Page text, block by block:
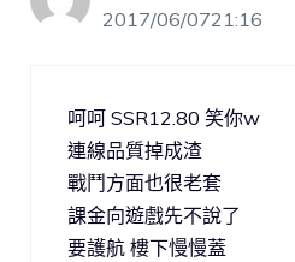
2017/06/0721:16
呵呵 SSR12.80 笑你w
連線品質掉成渣
戰鬥方面也很老套
課金向遊戲先不說了
要護航 樓下慢慢蓋